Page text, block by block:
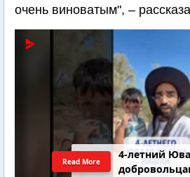
очень виноватым", –
4-летний
Read More